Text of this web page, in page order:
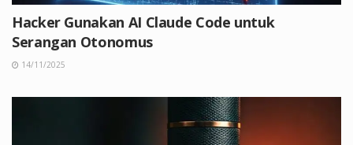
Hacker Gunakan AI Claude Code untuk
Serangan Otonomus
14/11/2025